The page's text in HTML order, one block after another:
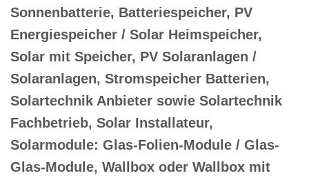
Sonnenbatterie, Batteriespeicher, PV
Energiespeicher / Solar Heimspeicher,
Solar mit Speicher, PV Solaranlagen /
Solaranlagen, Stromspeicher Batterien,
Solartechnik Anbieter sowie Solartechnik
Fachbetrieb, Solar Installateur,
Solarmodule: Glas-Folien-Module / Glas-
Glas-Module, Wallbox oder Wallbox mit